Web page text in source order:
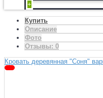
+
Купить
Описание
Фото
Отзывы: 0
Кровать деревянная "Соня"